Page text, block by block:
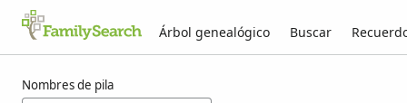
Árbol genealógico Buscar
Nombres de pila